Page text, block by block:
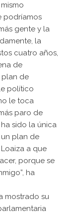
podríamos
gente y la
la
cuatro años,
de
plan de
político
le toca
paro de
sido la única
plan de
a que
porque se
ha
mostrado su